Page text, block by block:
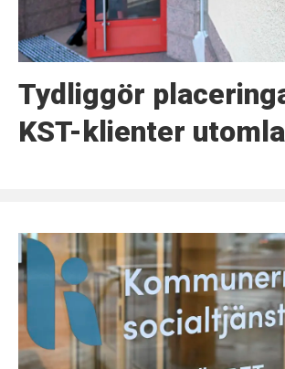
Tydliggör
KST-klienter